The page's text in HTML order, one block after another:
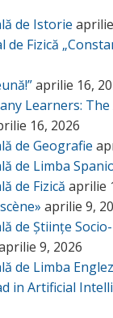
de Istorie
Fizică
aprilie 16,
Learners:
16, 2026
de Geografie
de Limba
de Fizică aprilie
aprilie 9,
de Științe
9, 2026
de Limba
in Artificial